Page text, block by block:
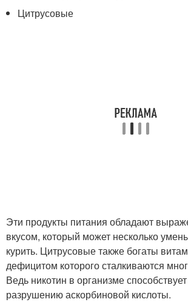
Цитрусовые
Эти продукты питания обладают
вкусом, который может несколько
курить. Цитрусовые также богаты
дефицитом которого сталкиваются
Ведь никотин в организме
разрушению аскорбиновой кислоты.